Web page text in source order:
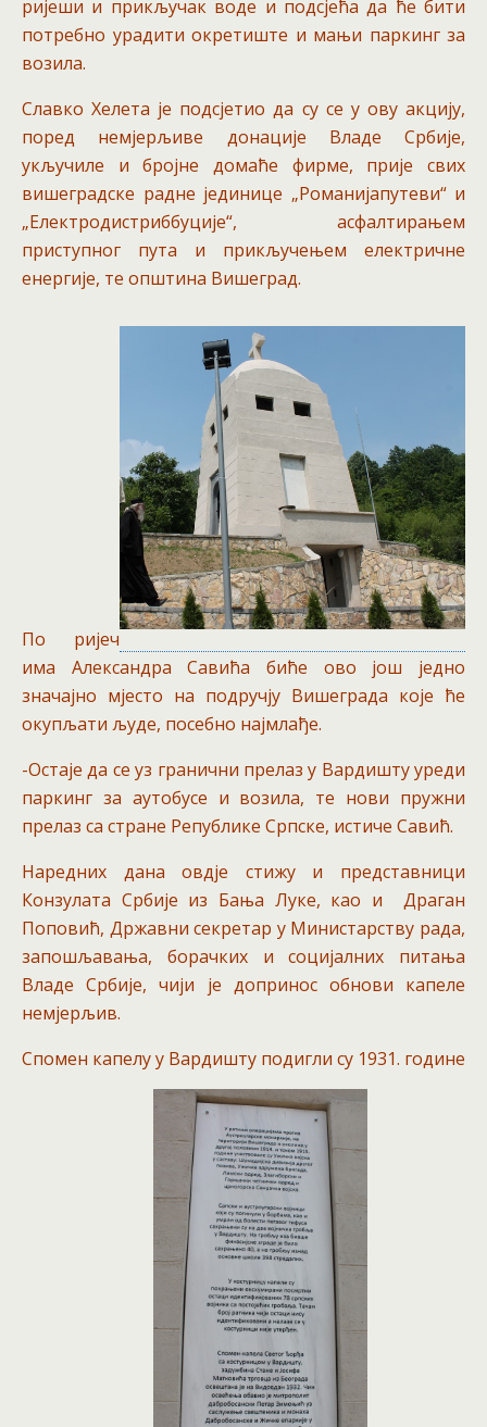
ријеши и прикључак воде и подсјећа да ће бити
потребно урадити окретиште и мањи паркинг за
возила.
Славко Хелета је подсјетио да су се у ову акцију,
поред немјерљиве донације Владе Србије,
укључиле и бројне домаће фирме, прије свих
вишеградске радне јединице „Романијапутеви“ и
„Електродистриббуције“, асфалтирањем
приступног пута и прикључењем електричне
енергије, те општина Вишеград.
По ријеч
има Александра Савића биће ово још једно
значајно мјесто на подручју Вишеграда које ће
окупљати људе, посебно најмлађе.
-Остаје да се уз гранични прелаз у Вардишту уреди
паркинг за аутобусе и возила, те нови пружни
прелаз са стране Републике Српске, истиче Савић.
Наредних дана овдје стижу и представници
Конзулата Србије из Бања Луке, као и Драган
Поповић, Државни секретар у Министарству рада,
запошљавања, борачких и социјалних питања
Владе Србије, чији је допринос обнови капеле
немјерљив.
Спомен капелу у Вардишту подигли су 1931. године